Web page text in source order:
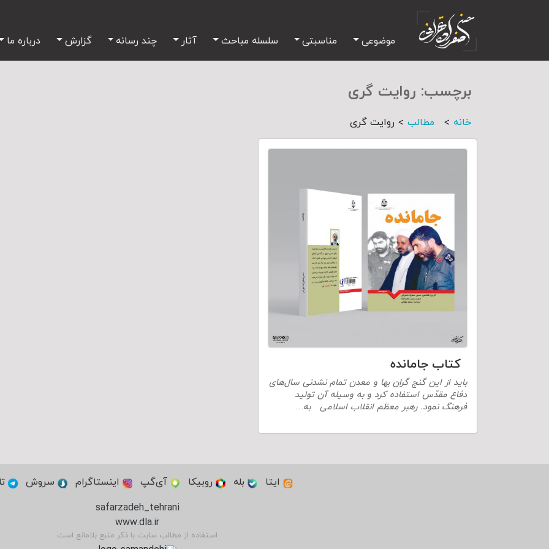
موضوعی مناسبتی سلسله مباحث آثار چند رسانه گزارش درباره ما
برچسب: روایت گری
خانه > مطالب > روایت گری
کتاب جامانده
باید از این گنج گران بها و معدن تمام‏ نشدنی سال‌های
دفاع مقدّس استفاده کرد و به وسیله آن تولید
فرهنگ نمود. رهبر معظم انقلاب اسلامی به…
ایتا بله روبیکا آی‌گپ اینستاگرام سروش
safarzadeh_tehrani
www.dla.ir
استفاده از مطالب سایت با ذکر منبع بلامانع است